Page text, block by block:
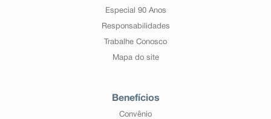
Especial 90 Anos
Responsabilidades
Trabalhe Conosco
Mapa do site
Benefícios
Convênio